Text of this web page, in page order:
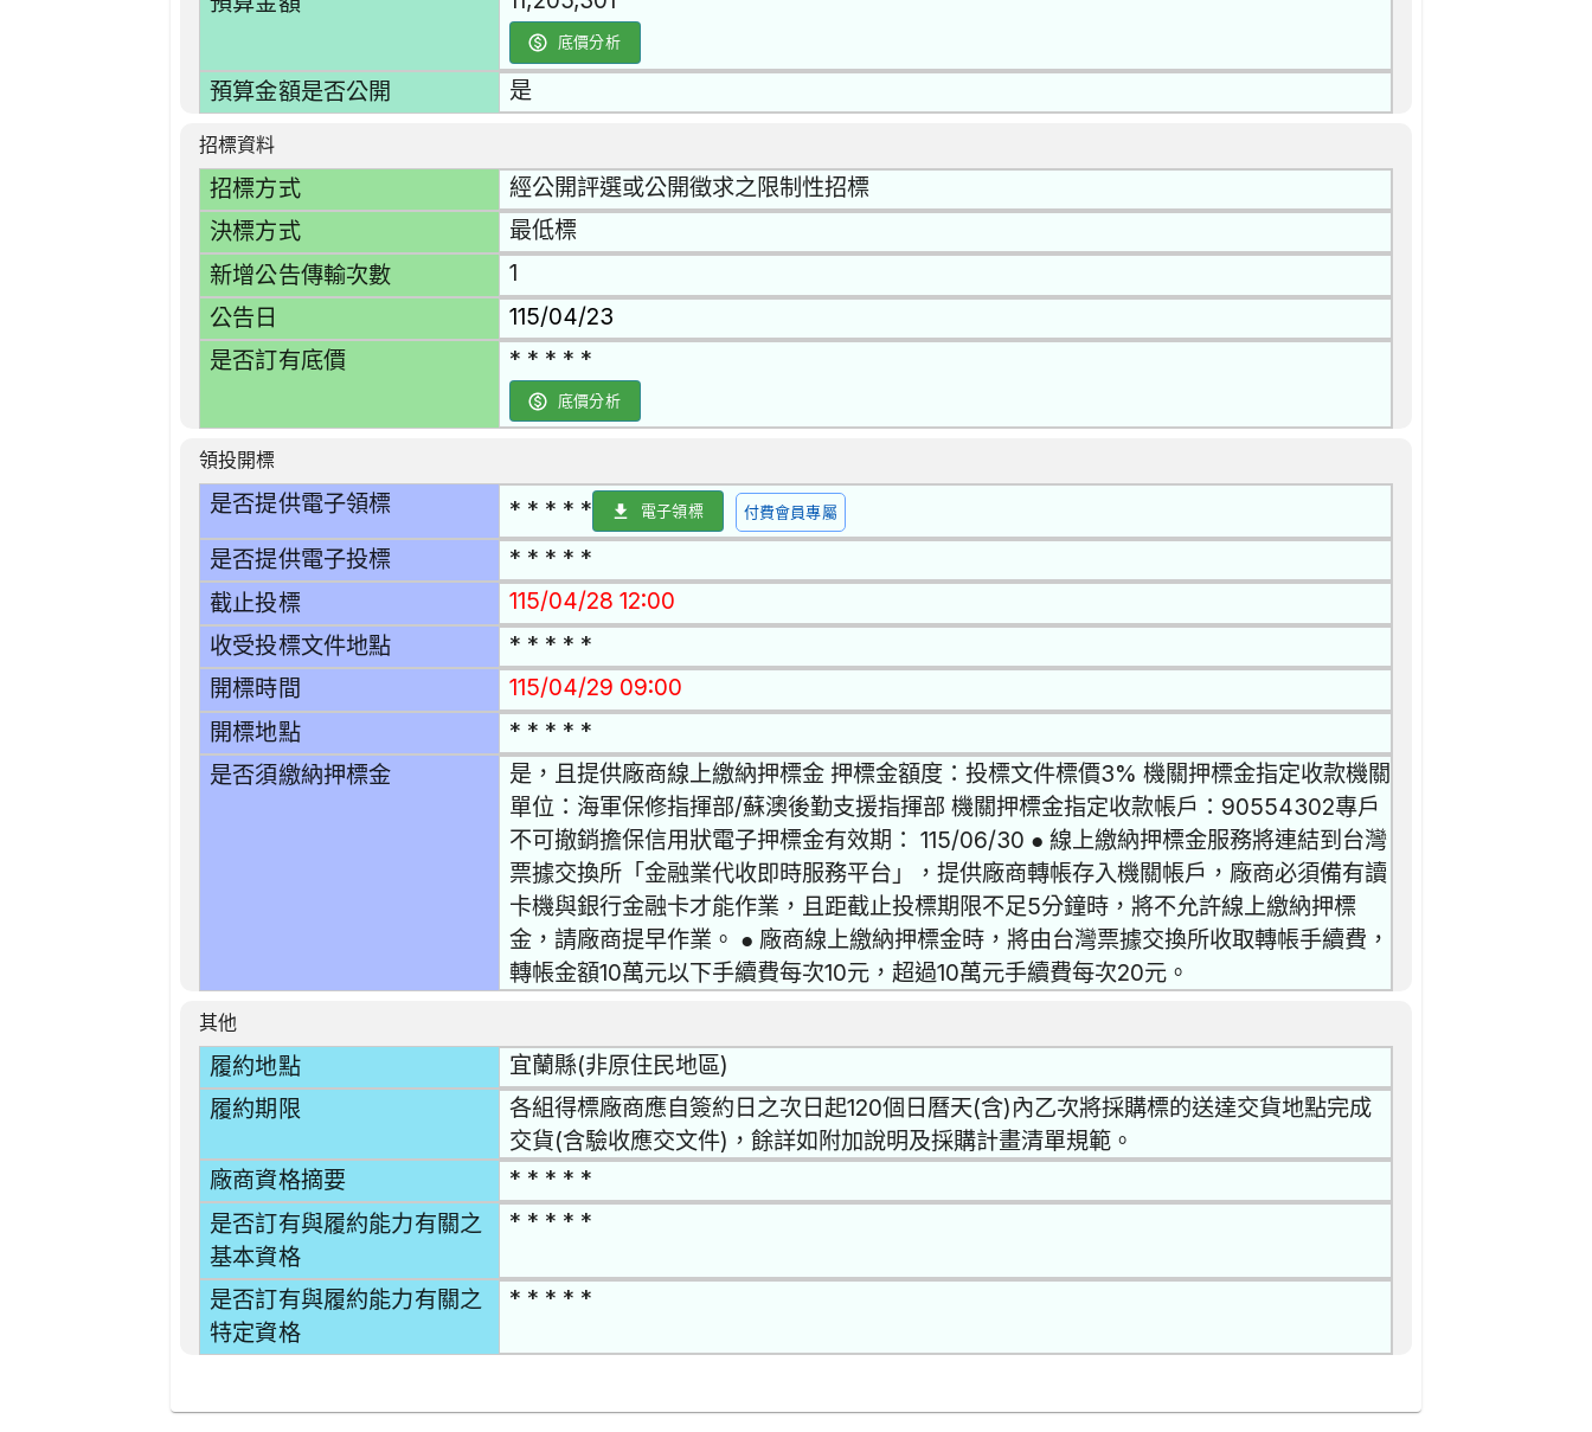
底價分析
預算金額是否公開 是
招標資料
招標方式 經公開評選或公開徵求之限制性招標
決標方式 最低標
新增公告傳輸次數 1
公告日 115/04/23
是否訂有底價 * * * * *
底價分析
領投開標
是否提供電子領標 * * * * * 電子領標 付費會員專屬
是否提供電子投標 * * * * *
截止投標 115/04/28 12:00
收受投標文件地點 * * * * *
開標時間 115/04/29 09:00
開標地點 * * * * *
是否須繳納押標金
是，且提供廠商線上繳納押標金 押標金額度：投標文件標價3% 機關押標金指定收款機關
單位：海軍保修指揮部/蘇澳後勤支援指揮部 機關押標金指定收款帳戶：90554302專戶
不可撤銷擔保信用狀電子押標金有效期： 115/06/30 ● 線上繳納押標金服務將連結到台灣
票據交換所「金融業代收即時服務平台」，提供廠商轉帳存入機關帳戶，廠商必須備有讀
卡機與銀行金融卡才能作業，且距截止投標期限不足5分鐘時，將不允許線上繳納押標
金，請廠商提早作業。 ● 廠商線上繳納押標金時，將由台灣票據交換所收取轉帳手續費，
轉帳金額10萬元以下手續費每次10元，超過10萬元手續費每次20元。
其他
履約地點 宜蘭縣(非原住民地區)
履約期限
各組得標廠商應自簽約日之次日起120個日曆天(含)內乙次將採購標的送達交貨地點完成
交貨(含驗收應交文件)，餘詳如附加說明及採購計畫清單規範。
廠商資格摘要 * * * * *
是否訂有與履約能力有關之
基本資格
* * * * *
是否訂有與履約能力有關之
特定資格
* * * * *